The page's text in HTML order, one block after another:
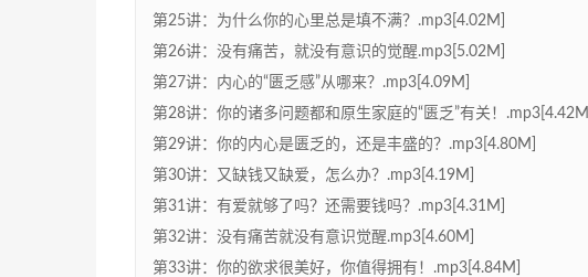
第25讲：为什么你的心里总是填不满？.mp3[4.02M]
第26讲：没有痛苦，就没有意识的觉醒.mp3[5.02M]
第27讲：内心的“匮乏感”从哪来？.mp3[4.09M]
第28讲：你的诸多问题都和原生家庭的“匮乏”有关！.mp3[4.42M]
第29讲：你的内心是匮乏的，还是丰盛的？.mp3[4.80M]
第30讲：又缺钱又缺爱，怎么办？.mp3[4.19M]
第31讲：有爱就够了吗？还需要钱吗？.mp3[4.31M]
第32讲：没有痛苦就没有意识觉醒.mp3[4.60M]
第33讲：你的欲求很美好，你值得拥有！.mp3[4.84M]